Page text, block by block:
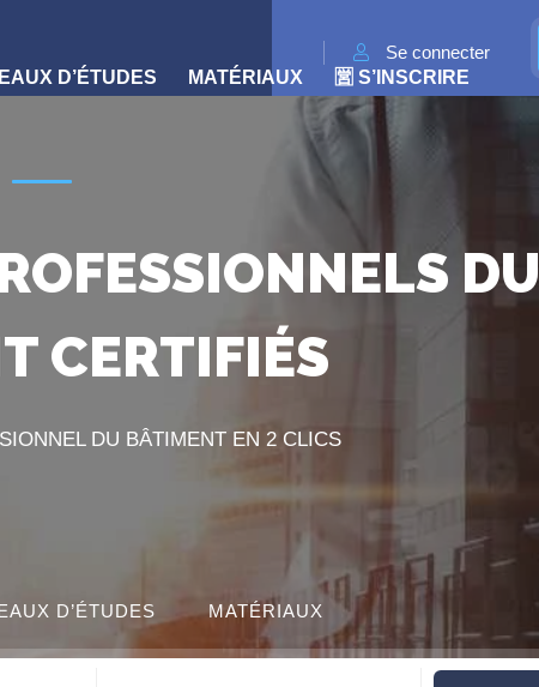
Se connecter
D’ÉTUDES MATÉRIAUX 🈺 S’INSCRIRE
DU
CERTIFIÉS
DU BÂTIMENT EN 2 CLICS
D’ÉTUDES MATÉRIAUX